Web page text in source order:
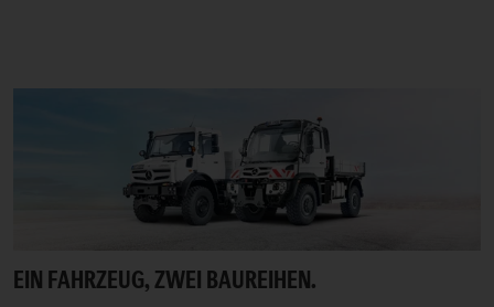
EIN FAHRZEUG, ZWEI BAUREIHEN.